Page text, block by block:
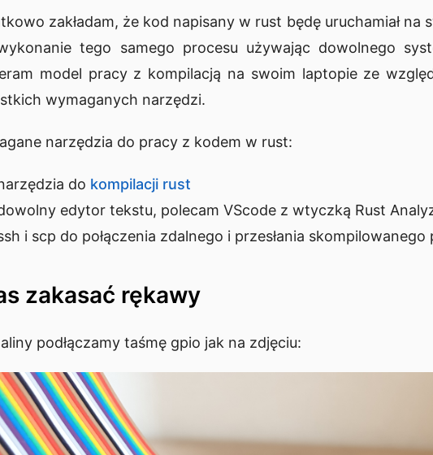
zakładam, że kod napisany w rust będę uruchamiał
tego samego procesu używając dowolnego
model pracy z kompilacją na swoim laptopie ze
wymaganych narzędzi.
narzędzia do pracy z kodem w rust:
do kompilacji rust
edytor tekstu, polecam VScode z wtyczką Rust
i scp do połączenia zdalnego i przesłania skompilowanego
zakasać rękawy
podłączamy taśmę gpio jak na zdjęciu: